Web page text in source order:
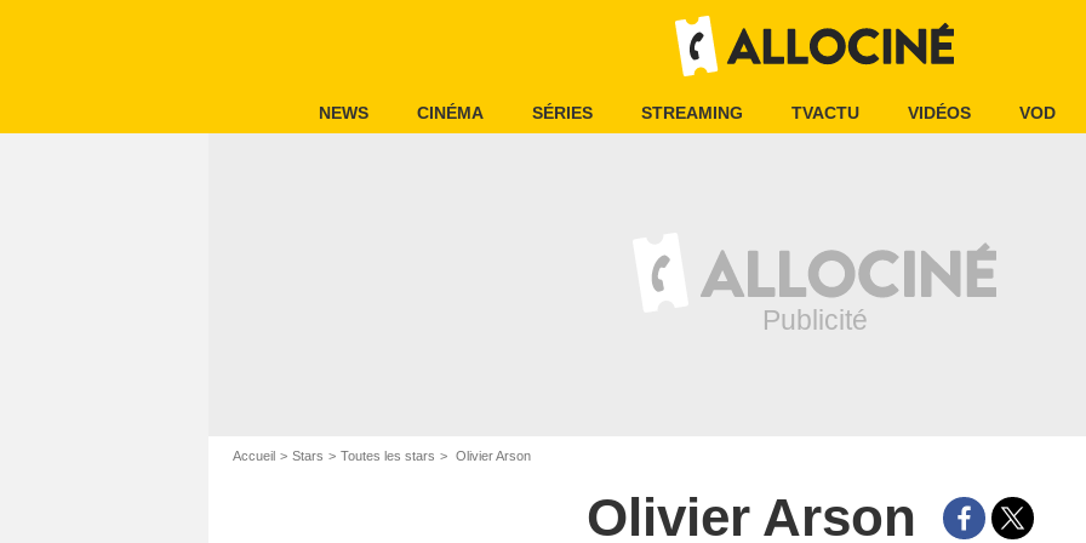
NEWS CINÉMA SÉRIES STREAMING TVACTU VIDÉOS VOD
Accueil Stars Toutes les stars Olivier Arson
Olivier Arson